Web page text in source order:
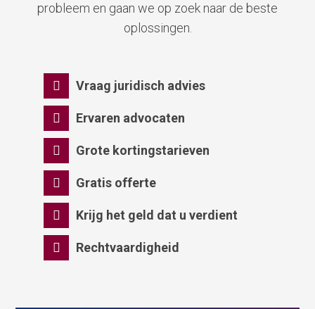
probleem en gaan we op zoek naar de beste
oplossingen.
Vraag juridisch advies
Ervaren advocaten
Grote kortingstarieven
Gratis offerte
Krijg het geld dat u verdient
Rechtvaardigheid